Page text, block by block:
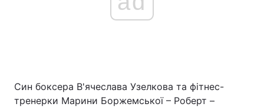
Син боксера В'ячеслава Узелкова та фітнес-
тренерки Марини Боржемської – Роберт –